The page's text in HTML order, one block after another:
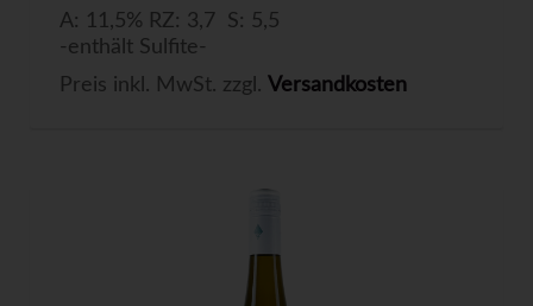
A: 11,5% RZ: 3,7 S: 5,5
-enthält Sulfite-
Preis inkl. MwSt. zzgl. Versandkosten